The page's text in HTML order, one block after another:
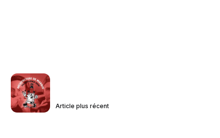
Article plus récent